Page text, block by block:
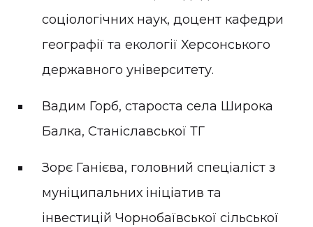
соціологічних наук, доцент кафедри
географії та екології Херсонського
державного університету.
Вадим Горб, староста села Широка
Балка, Станіславської ТГ
Зорє Ганієва, головний спеціаліст з
муніципальних ініціатив та
інвестицій Чорнобаївської сільської